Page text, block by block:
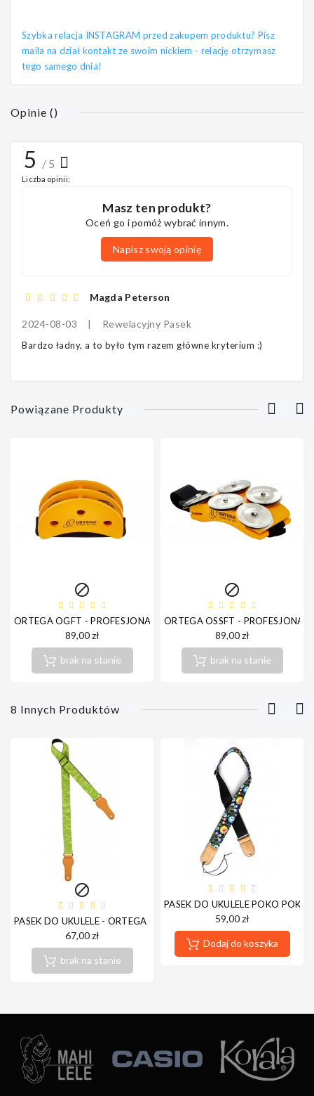
Szybka relacja INSTAGRAM przed zakupem produktu? Pisz
maila na dział kontakt ze swoim nickiem - relację otrzymasz
tego samego dnia!
Opinie ()
5 / 5
Liczba opinii:
Masz ten produkt?
Oceń go i pomóż wybrać innym.
Napisz swoją opinię
Magda Peterson
2024-08-03 | Rewelacyjny Pasek
Bardzo ładny, a to było tym razem główne kryterium :)
Powiązane Produkty

ORTEGA OGFT - PROFESJONALNY TAMBURYN NA STOPĘ
89,00 zł
brak na stanie

ORTEGA OSSFT -
89,00 zł
brak na stanie
8 Innych Produktów

PASEK DO UKULELE - ORTEGA OCS-340U
67,00 zł
brak na stanie
PASEK DO UKULELE POKO POKO
59,00 zł
Dodaj do koszyka